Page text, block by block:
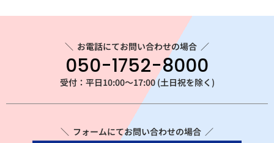
＼ お電話にてお問い合わせの場合 ／
050-1752-8000
受付：平日10:00～17:00 (土日祝を除く)
＼ フォームにてお問い合わせの場合 ／